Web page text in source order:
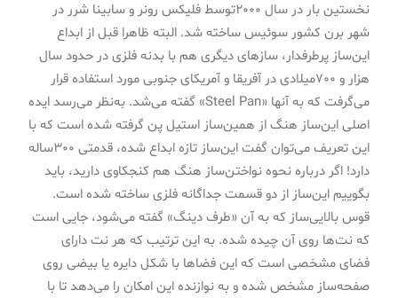
نخستین بار در سال 2000توسط فلیکس رونر و سابینا شرر در
شهر برن کشور سوئیس ساخته شد. البته ظاهرا قبل از ابداع
این‌ساز پرطرفدار، سازهای دیگری هم با بدنه فلزی در حدود سال
هزار و 700میلادی در آفریقا و آمریکای جنوبی مورد استفاده قرار
می‌گرفت که به آنها «Steel Pan» گفته می‌شد. به‌نظر می‌رسد ایده
اصلی این‌ساز هنگ از همین‌ساز استیل پن گرفته شده است که با
این تعریف می‌توان گفت این‌ساز تازه ابداع شده، قدمتی 300ساله
دارد! اگر درباره نحوه نواختن‌ساز هنگ هم کنجکاوی دارید، باید
بگوییم این‌ساز از دو قسمت جداگانه فلزی ساخته شده است.
قوس بالایی‌ساز که به آن «طرف دینگ» گفته می‌شود، جایی است
که نت‌ها روی آن چیده شده. به این ترتیب که هر نت دارای
فضای مشخصی است که این فضاها با شکل دایره یا بیضی روی
صفحه‌ساز مشخص شده و به نوازنده این امکان را می‌دهد تا با